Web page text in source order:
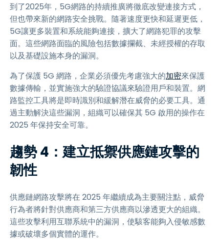
到了2025年，5G網路的持續推廣將徹底改變連接方式，
但也帶來新的網路安全挑戰。隨著速度更快和延遲更低，
5G讓更多裝置和系統能夠連接，擴大了網路犯罪的攻擊
面。這些網路面臨的風險包括數據攔截、未經授權的存取
以及基礎設施本身的漏洞。
為了保護 5G 網路，企業必須優先考慮強大的加密來保護
數據傳輸，並實施強大的驗證協議來驗證用戶和裝置。網
路監控工具將是即時識別和緩解潛在威脅的必要工具。通
過主動解決這些漏洞，組織可以確保其 5G 啟用的操作在
2025 年保持安全可靠。
趨勢 4：建立抵禦供應鏈攻擊的
韌性
供應鏈網路攻擊將在 2025 年繼續成為主要關注點，威脅
行為者將針對供應商和第三方供應商以滲透更大的組織。
這些攻擊利用互聯系統中的漏洞，使駭客能夠入侵敏感數
據或破壞多個實體的運作。